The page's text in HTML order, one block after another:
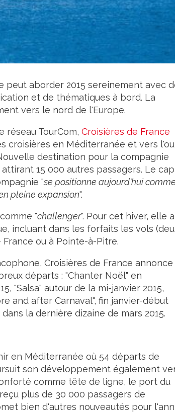
peut aborder 2015 sereinement avec
et de thématiques à bord. La
vers le nord de l'Europe.
réseau TourCom, Croisières de France
croisières en Méditerranée et vers
destination pour la compagnie
15 000 autres passagers. Le cap
"se positionne aujourd'hui
pleine expansion".
"challenger". Pour cet hiver, elle a
incluant dans les forfaits les vols
ou à Pointe-à-Pitre.
Croisières de France annonce
départs : "Chanter Noël" en
"Salsa" autour de la mi-janvier 2015,
and after Carnaval", fin janvier-début
la dernière dizaine de mars 2015.
en Méditerranée où 54 départs de
son développement également
comme tête de ligne, le port du
plus de 30 000 passagers de
bien d'autres nouveautés pour